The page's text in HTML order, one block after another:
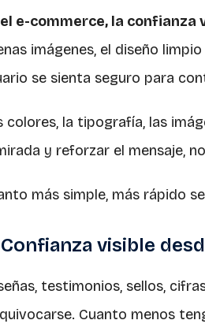
el e-commerce, la
imágenes, el diseño
se sienta seguro para
colores, la tipografía, las
y reforzar el mensaje,
más simple, más rápido
visible
testimonios, sellos,
Cuanto menos